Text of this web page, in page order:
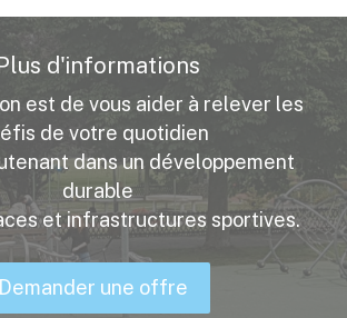
d'informations
est de vous aider à relever les
de votre quotidien
dans un développement
durable
et infrastructures sportives.
Demander une offre